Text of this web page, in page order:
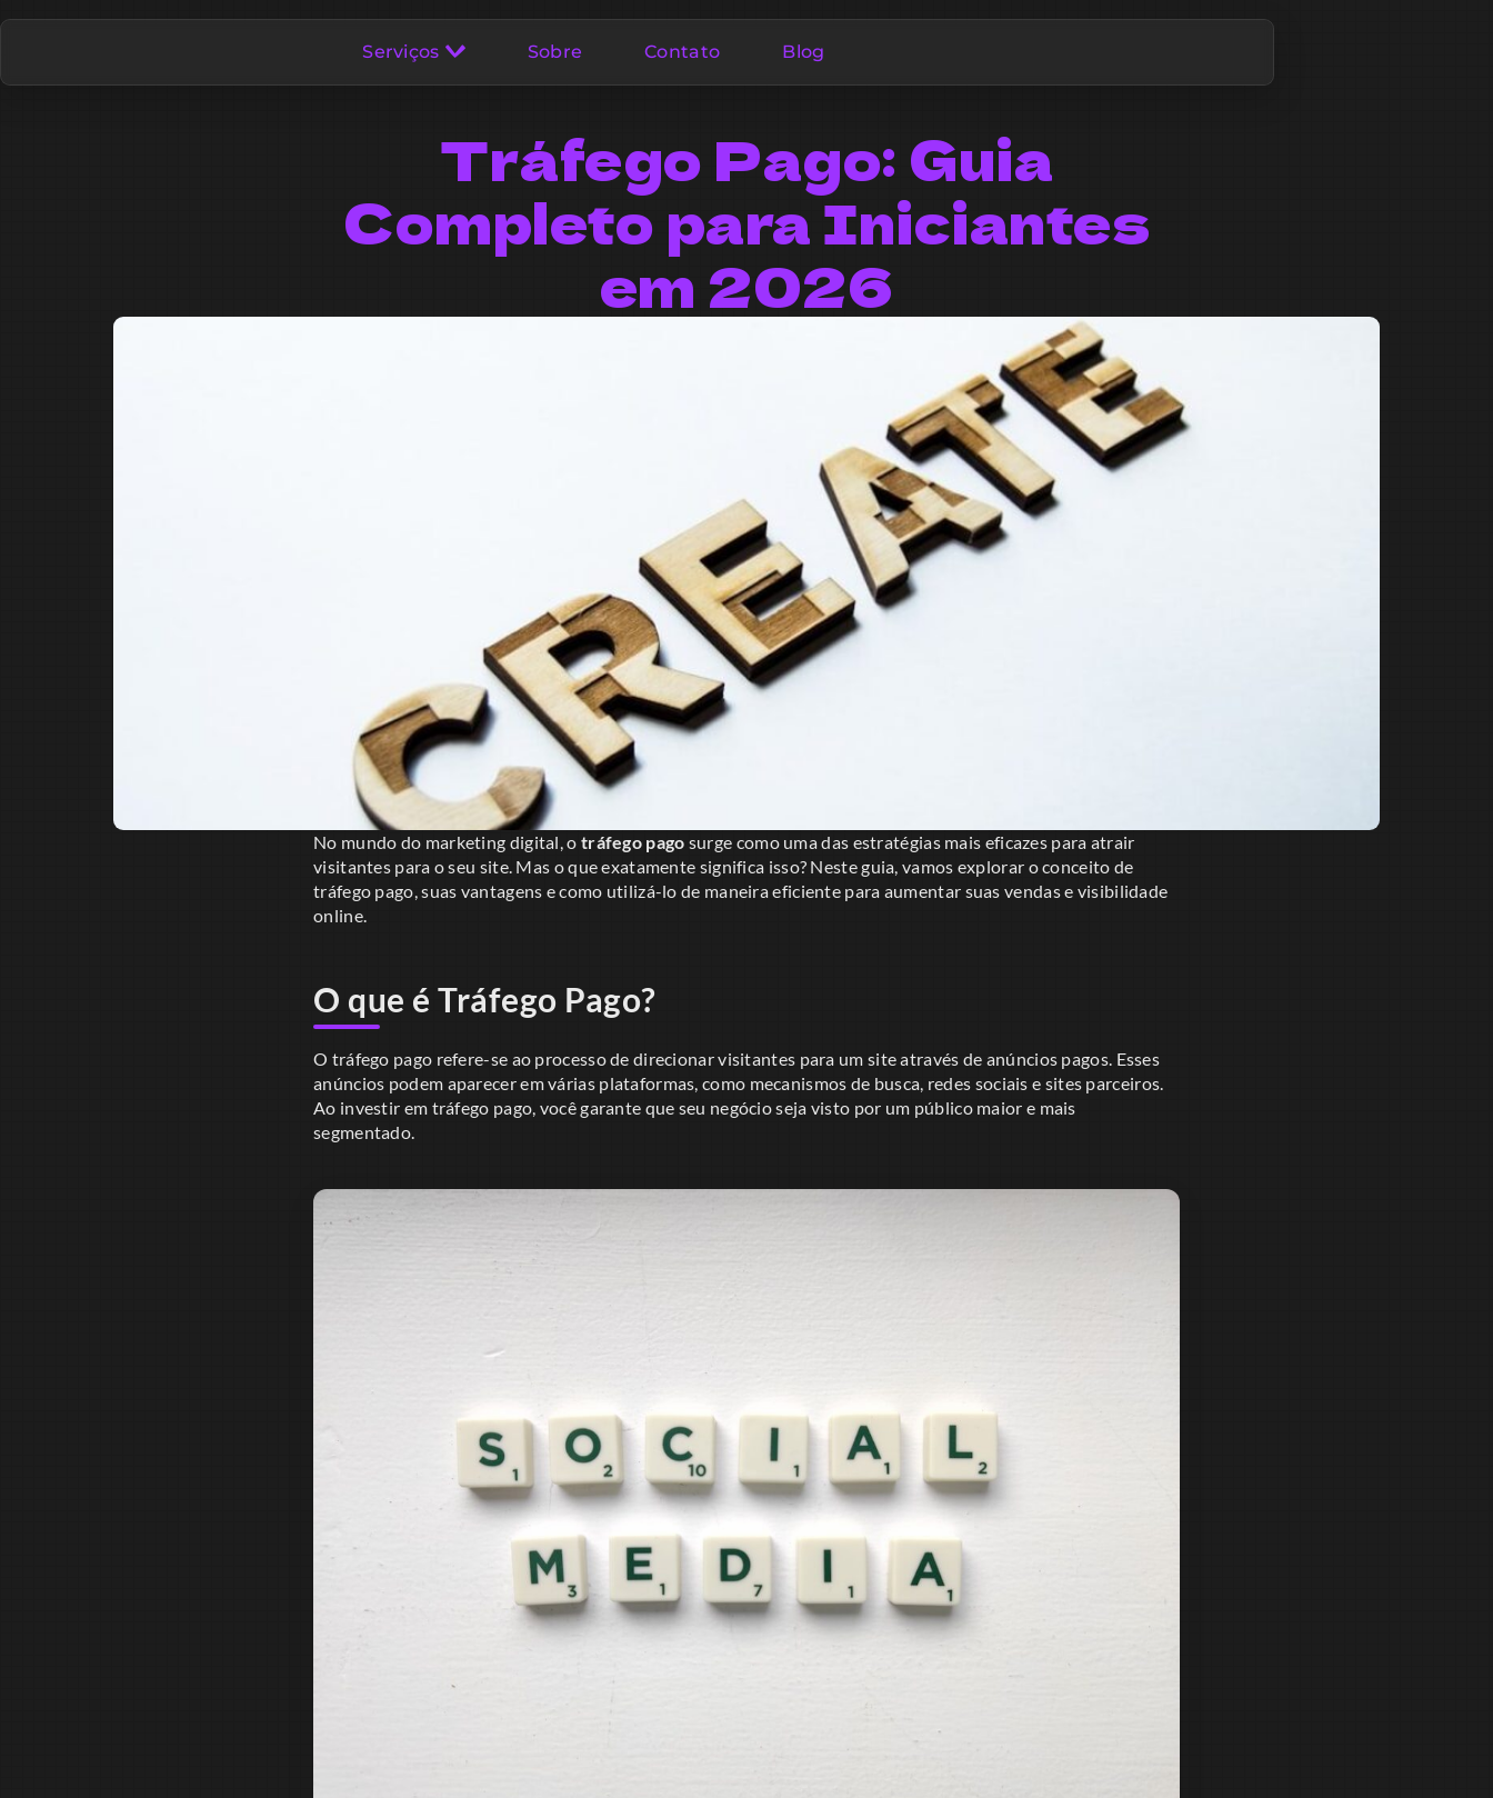
Serviços Sobre Contato Blog
Tráfego Pago: Guia
Completo para Iniciantes
em 2026
No mundo do marketing digital, o tráfego pago surge como uma das estratégias mais eficazes para atrair
visitantes para o seu site. Mas o que exatamente significa isso? Neste guia, vamos explorar o conceito de
tráfego pago, suas vantagens e como utilizá-lo de maneira eficiente para aumentar suas vendas e visibilidade
online.
O que é Tráfego Pago?
O tráfego pago refere-se ao processo de direcionar visitantes para um site através de anúncios pagos. Esses
anúncios podem aparecer em várias plataformas, como mecanismos de busca, redes sociais e sites parceiros.
Ao investir em tráfego pago, você garante que seu negócio seja visto por um público maior e mais
segmentado.